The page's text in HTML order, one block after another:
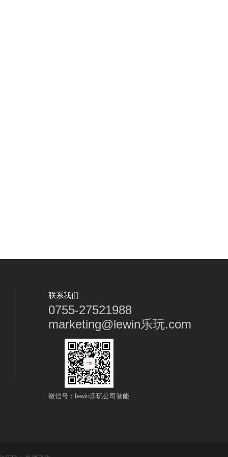
联系我们
0755-27521988
marketing@lewin乐玩.com
微信号：lewin乐玩公司智能